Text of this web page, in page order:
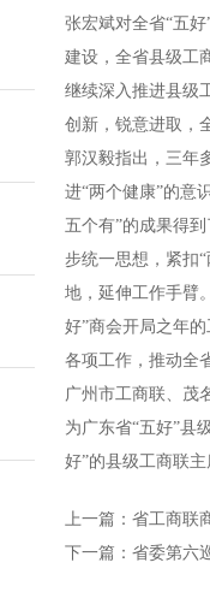
张宏斌对全省“五
建设，全省县级工
继续深入推进县级
创新，锐意进取，
郭汉毅指出，三年
进“两个健康”的意
五个有”的成果得
步统一思想，紧扣
地，延伸工作手臂
好”商会开局之年
各项工作，推动全
广州市工商联、茂
为广东省“五好”县
好”的县级工商联
上一篇： 省工商联
下一篇： 省委第六